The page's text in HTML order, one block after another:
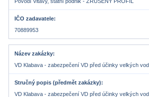
IČO zadavatele
70889953
Název zakázky
VD Klabava - zabezpečení VD před účinky velkých vod
Stručný popis (předmět zakázky)
VD Klabava - zabezpečení VD před účinky velkých vod